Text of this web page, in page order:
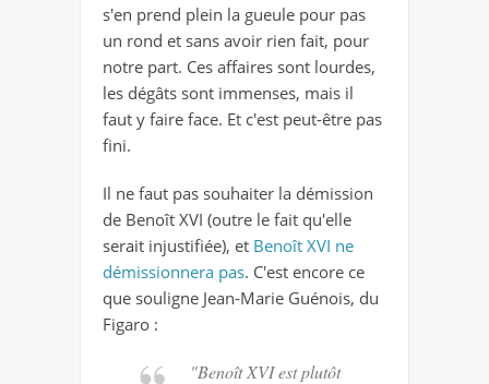
s'en prend plein la gueule pour pas
un rond et sans avoir rien fait, pour
notre part. Ces affaires sont lourdes,
les dégâts sont immenses, mais il
faut y faire face. Et c'est peut-être pas
fini.
Il ne faut pas souhaiter la démission
de Benoît XVI (outre le fait qu'elle
serait injustifiée), et Benoît XVI ne
démissionnera pas. C'est encore ce
que souligne Jean-Marie Guénois, du
Figaro :
"Benoît XVI est plutôt